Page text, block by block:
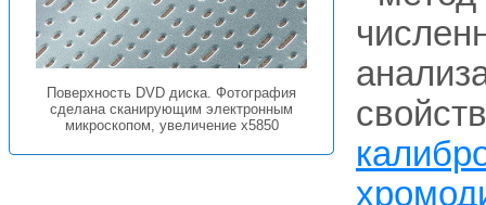
Поверхность DVD диска. Фотография
сделана сканирующим электронным
микроскопом, увеличение x5850